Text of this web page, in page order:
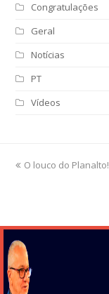
Congratulações
Geral
Notícias
PT
Vídeos
previous
O louco do Planalto!